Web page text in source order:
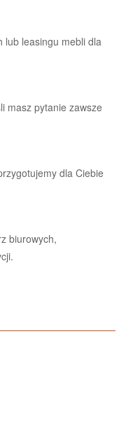
lub leasingu mebli dla
masz pytanie zawsze
dla Ciebie
biurowych,